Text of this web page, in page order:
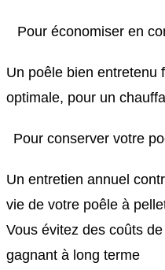
Pour économiser en
Un poêle bien entretenu
optimale, pour un
Pour conserver votre
Un entretien annuel
vie de votre poêle à
Vous évitez des coûts
gagnant à long terme